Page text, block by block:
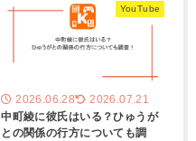
YouTube
2026.06.28 2026.07.21
中町綾に彼氏はいる？ひゅうが
との関係の行方についても調